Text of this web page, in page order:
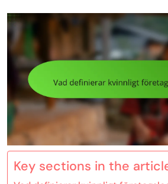
Key sections in the